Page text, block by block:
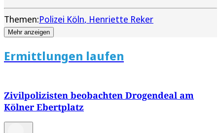
Themen:Polizei Köln Henriette Reker
Mehr anzeigen
Ermittlungen laufen
Zivilpolizisten beobachten Drogendeal am
Kölner Ebertplatz